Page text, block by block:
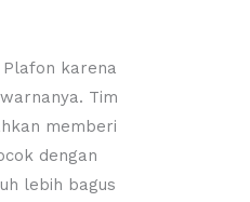
Plafon karena
Tim
memberi
dengan
lebih bagus